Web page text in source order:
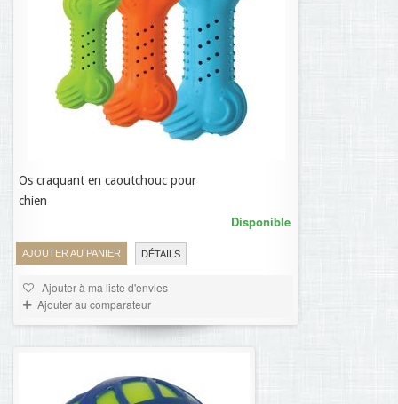
Os craquant en caoutchouc pour
chien
AJOUTER AU PANIER DÉTAILS
Disponible
Ajouter à ma liste d'envies
Ajouter au comparateur